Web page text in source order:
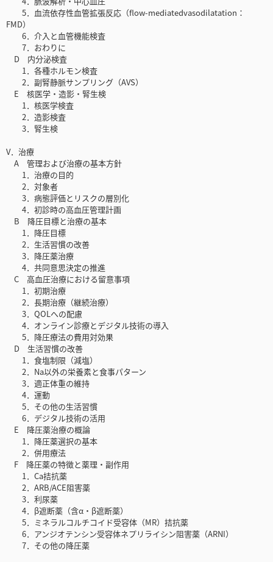
5．血流依存性血管拡張反応（flow-mediatedvasodilatation：
FMD）
6．介入と血管機能検査
7．おわりに
D 内分泌検査
1．各種ホルモン検査
2．副腎静脈サンプリング（AVS）
E 核医学・造影・腎生検
1．核医学検査
2．造影検査
3．腎生検
V．治療
A 管理および治療の基本方針
1．治療の目的
2．対象者
3．病態評価とリスクの層別化
4．初診時の高血圧管理計画
B 降圧目標と治療の基本
1．降圧目標
2．生活習慣の改善
3．降圧薬治療
4．共同意思決定の推進
C 高血圧治療における留意事項
1．初期治療
2．長期治療（継続治療）
3．QOLへの配慮
4．オンライン診療とデジタル技術の導入
5．降圧療法の費用対効果
D 生活習慣の改善
1．食塩制限（減塩）
2．Na以外の栄養素と食事パターン
3．適正体重の維持
4．運動
5．その他の生活習慣
6．デジタル技術の活用
E 降圧薬治療の概論
1．降圧薬選択の基本
2．併用療法
F 降圧薬の特徴と薬理・副作用
1．Ca拮抗薬
2．ARB/ACE阻害薬
3．利尿薬
4．β遮断薬（含α・β遮断薬）
5．ミネラルコルチコイド受容体（MR）拮抗薬
6．アンジオテンシン受容体ネプリライシン阻害薬（ARNI）
7．その他の降圧薬